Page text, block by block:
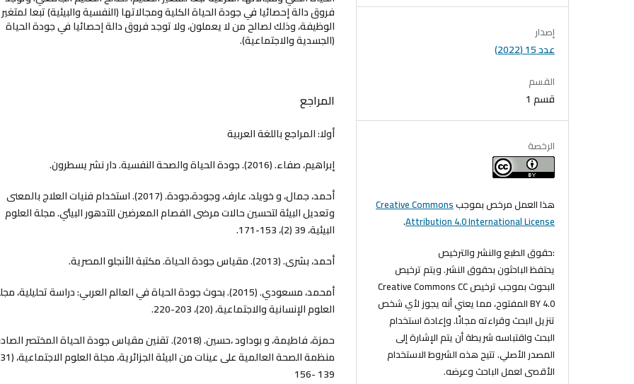
فروق دالة إحصائيا في جودة الحياة الكلية ومجالاتها (النفسية والبيئية) تبعا لمتغير
الوظيفة، وذلك لصالح من لا يعملون، ولا توجد فروق دالة إحصائيا في جودة الحياة
(الجسدية والاجتماعية).
المراجع
أولا: المراجع باللغة العربية
إبراهيم، صفاء. (2016). جودة الحياة والصحة النفسية. دار نشر يسطرون‬‬‬‬‬‬‬‬.
أحمد، جمال، و خويلد، عارف، وجودة،جودة. (2017). استخدام فنيات العلاج بالمعنى
وتعديل البيئة لتحسين حالات مرضى الفصام المعرضين للتدهور البيئي. مجلة العلوم
البيئية، 39 (2)، 153-171.
أحمد، بشرى. (2013). مقياس جودة الحياة. مكتبة الأنجلو المصرية.
أمحمد، مسعودي. (2015). بحوث جودة الحياة في العالم العربي: دراسة تحليلية،
العلوم الإنسانية والاجتماعية، (20)، 203-220.
حمزة، فاطيمة، و بوداود ،حسين. (2018). تقنين مقياس جودة الحياة المختصر
139 -156
إصدار
عدد 15 (2022)
القسم
قسم 1
الرخصة
هذا العمل مرخص بموجبCreative Commons
Attribution 4.0 International License
.
:حقوق الطبع والنشر والترخيص
يحتفظ الباحثون بحقوق النشر. ويتم ترخيص
البحوث بموجب ترخيص Creative Commons CC
BY 4.0 المفتوح، مما يعني أنه يجوز لأي شخص
تنزيل البحث وقراءته مجانًا. وإعادة استخدام
البحث واقتباسه شريطة أن يتم الإشارة إلى
المصدر الأصلي. تتيح هذه الشروط الاستخدام
الأقصى لعمل الباحث وعرضه.